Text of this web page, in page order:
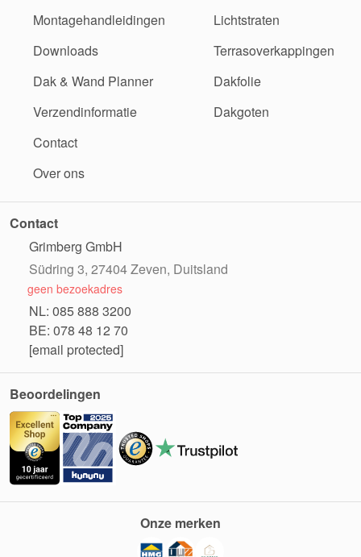
Montagehandleidingen
Downloads
Dak & Wand Planner
Verzendinformatie
Contact
Over ons
Lichtstraten
Terrasoverkappingen
Dakfolie
Dakgoten
Contact
Grimberg GmbH
Südring 3, 27404 Zeven, Duitsland
geen bezoekadres
NL: 085 888 3200
BE: 078 48 12 70
[email protected]
Beoordelingen
Onze merken